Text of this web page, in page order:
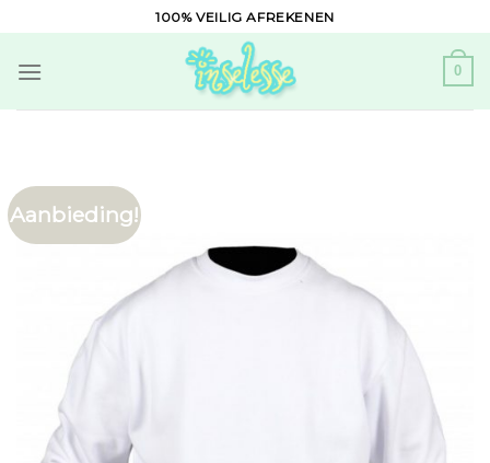
to
content
100% VEILIG AFREKENEN
0
Aanbieding!